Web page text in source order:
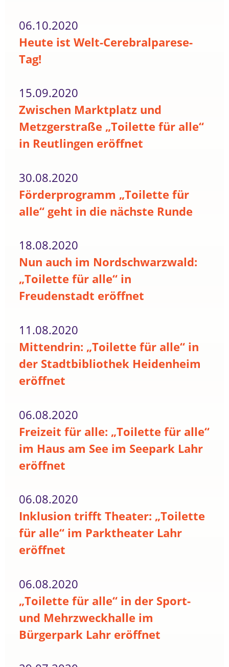
06.10.2020
Heute ist Welt-Cerebralparese-
Tag!
15.09.2020
Zwischen Marktplatz und
Metzgerstraße „Toilette für alle“
in Reutlingen eröffnet
30.08.2020
Förderprogramm „Toilette für
alle“ geht in die nächste Runde
18.08.2020
Nun auch im Nordschwarzwald:
„Toilette für alle“ in
Freudenstadt eröffnet
11.08.2020
Mittendrin: „Toilette für alle“ in
der Stadtbibliothek Heidenheim
eröffnet
06.08.2020
Freizeit für alle: „Toilette für alle“
im Haus am See im Seepark Lahr
eröffnet
06.08.2020
Inklusion trifft Theater: „Toilette
für alle“ im Parktheater Lahr
eröffnet
06.08.2020
„Toilette für alle“ in der Sport-
und Mehrzweckhalle im
Bürgerpark Lahr eröffnet